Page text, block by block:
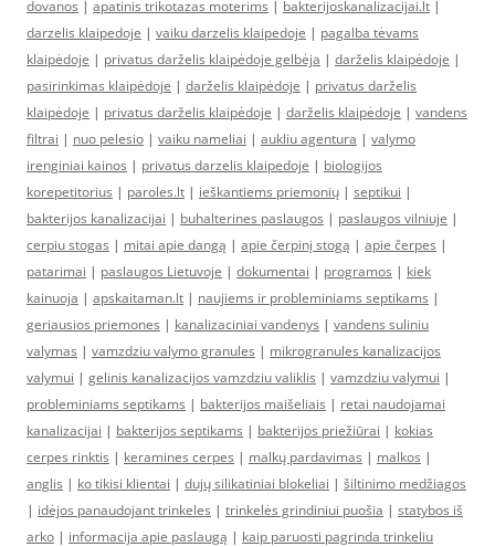
dovanos | apatinis trikotazas moterims | bakterijoskanalizacijai.lt |
darzelis klaipedoje | vaiku darzelis klaipedoje | pagalba tėvams
klaipėdoje | privatus darželis klaipėdoje gelbėja | darželis klaipėdoje |
pasirinkimas klaipėdoje | darželis klaipėdoje | privatus darželis
klaipėdoje | privatus darželis klaipėdoje | darželis klaipėdoje | vandens
filtrai | nuo pelesio | vaiku nameliai | aukliu agentura | valymo
irenginiai kainos | privatus darzelis klaipedoje | biologijos
korepetitorius | paroles.lt | ieškantiems priemonių | septikui |
bakterijos kanalizacijai | buhalterines paslaugos | paslaugos vilniuje |
cerpiu stogas | mitai apie dangą | apie čerpinį stogą | apie čerpes |
patarimai | paslaugos Lietuvoje | dokumentai | programos | kiek
kainuoja | apskaitaman.lt | naujiems ir probleminiams septikams |
geriausios priemones | kanalizaciniai vandenys | vandens suliniu
valymas | vamzdziu valymo granules | mikrogranules kanalizacijos
valymui | gelinis kanalizacijos vamzdziu valiklis | vamzdziu valymui |
probleminiams septikams | bakterijos maišeliais | retai naudojamai
kanalizacijai | bakterijos septikams | bakterijos priežiūrai | kokias
cerpes rinktis | keramines cerpes | malkų pardavimas | malkos |
anglis | ko tikisi klientai | dujų silikatiniai blokeliai | šiltinimo medžiagos
| idėjos panaudojant trinkeles | trinkelės grindiniui puošia | statybos iš
arko | informacija apie paslaugą | kaip paruosti pagrinda trinkeliu